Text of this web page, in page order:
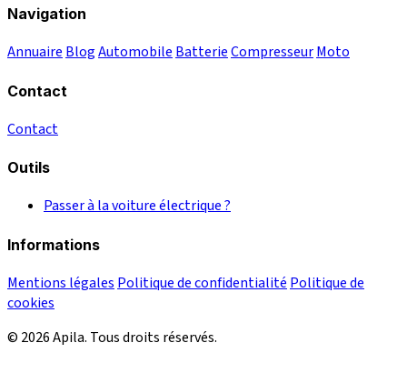
Navigation
Annuaire BlogAutomobile BatterieCompresseurMoto
Contact
Contact
Outils
Passer à la voiture électrique ?
Informations
Mentions légales Politique de confidentialité Politique de
cookies
© 2026 Apila. Tous droits réservés.